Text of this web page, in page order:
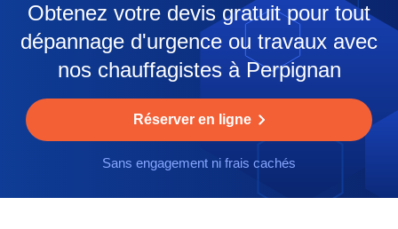
Obtenez votre devis gratuit pour tout
dépannage d'urgence ou travaux avec
nos chauffagistes à Perpignan
Réserver en ligne
Sans engagement ni frais cachés